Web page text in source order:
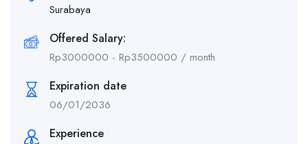
Surabaya
Offered Salary:
Rp3000000 - Rp3500000 / month
Expiration date
06/01/2036
Experience